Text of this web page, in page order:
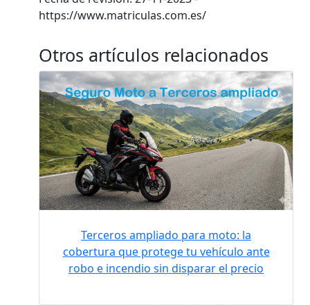
https://www.matriculas.com.es/
Otros artículos relacionados
Terceros ampliado para moto: la
cobertura que protege tu vehículo ante
robo e incendio sin disparar el precio